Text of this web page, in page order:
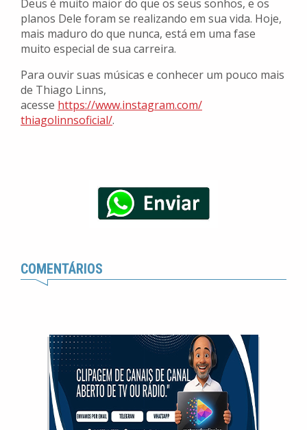
Deus é muito maior do que os seus sonhos, e os
planos Dele foram se realizando em sua vida. Hoje,
mais maduro do que nunca, está em uma fase
muito especial de sua carreira.
Para ouvir suas músicas e conhecer um pouco mais
de Thiago Linns,
acesse https://www.instagram.com/
thiagolinnsoficial/.
COMENTÁRIOS